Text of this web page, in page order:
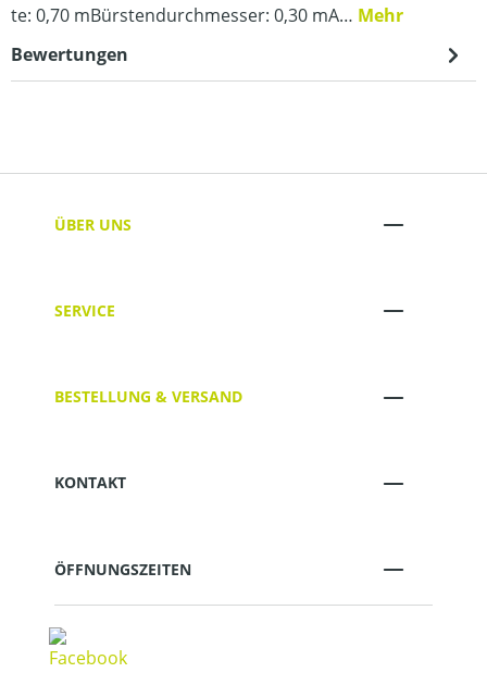
te: 0,70 mBürstendurchmesser: 0,30 mA… Mehr
Bewertungen
ÜBER UNS
SERVICE
BESTELLUNG & VERSAND
KONTAKT
ÖFFNUNGSZEITEN